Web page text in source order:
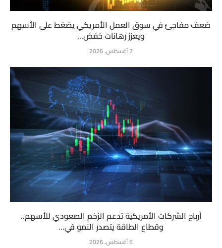
ضعف مفاجئ في سوق العمل الأمريكي يضغط على الأسهم
ويعزز رهانات خفض...
7 أغسطس، 2026
أرباح الشركات الأمريكية تدعم الزخم الصعودي للأسهم..
وقطاع الطاقة يتصدر النمو في...
6 أغسطس، 2026